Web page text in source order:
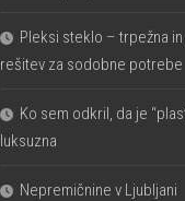
Pleksi steklo – trpežna
rešitev za sodobne potrebe
Ko sem odkril, da je
luksuzna
Nepremičnine v Ljubljani